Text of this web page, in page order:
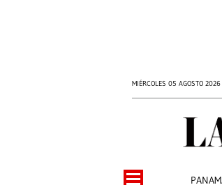
MIÉRCOLES 05 AGOSTO 2026